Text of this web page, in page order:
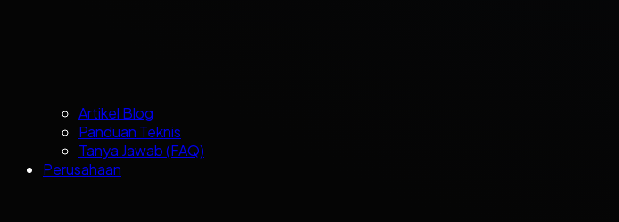
Artikel Blog
Panduan Teknis
Tanya Jawab (FAQ)
Perusahaan